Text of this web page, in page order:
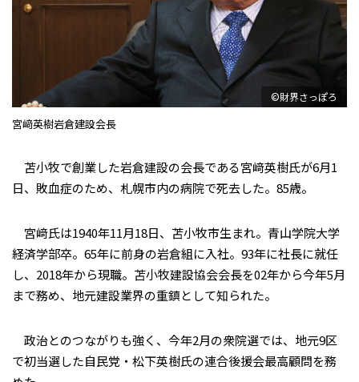
©財界さっぽろ
宮﨑英樹岩倉建設会長
苫小牧で創業した岩倉建設の会長である宮﨑英樹氏が6月1
日、敗血症のため、札幌市内の病院で死去した。85歳。
宮﨑氏は1940年11月18日、苫小牧市生まれ。青山学院大学
経済学部卒。65年に前身の岩倉組に入社。93年に社長に就任
し、2018年から現職。苫小牧建設協会会長を02年から今年5月
まで務め、地元建設業界の重鎮として知られた。
政治とのつながりも強く、今年2月の衆院選では、地元9区
で初当選した自民党・松下英樹氏の連合後援会最高顧問を務